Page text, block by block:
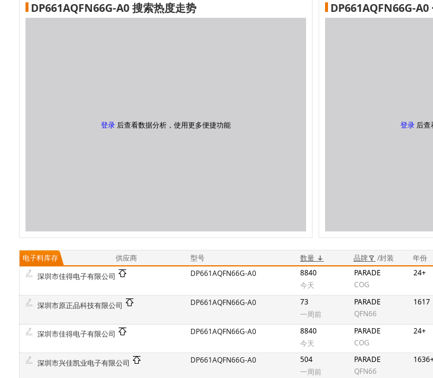
DP661AQFN66G-A0 搜索热度走势
登录 后查看数据分析，使用更多便捷功能
DP661AQFN66G-A0
登录 后查
电子料库存 供应商 型号 数量 品牌 /封装 年份
深圳市佳得电子有限公司
DP661AQFN66G-A0
8840
今天
PARADE
COG
24+
深圳市原正品科技有限公司 DP661AQFN66G-A0
73
一周前
PARADE
QFN66
1617
深圳市佳得电子有限公司 DP661AQFN66G-A0
8840
今天
PARADE
COG
24+
深圳市兴佳凯业电子有限公司 DP661AQFN66G-A0
504
一周前
PARADE
QFN66